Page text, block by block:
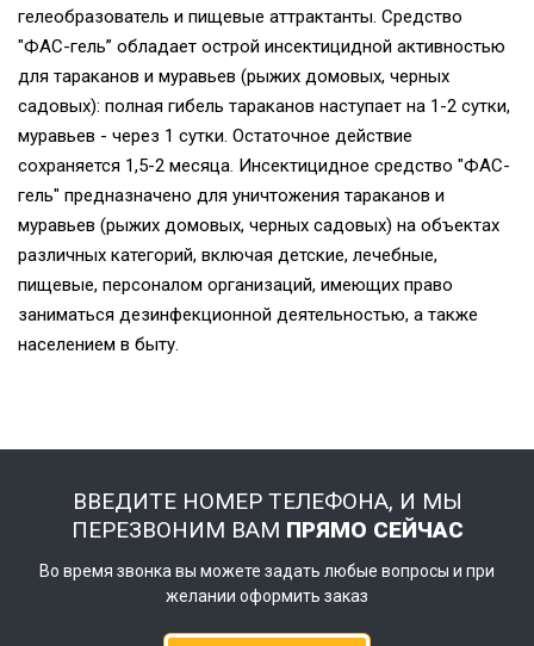
гелеобразователь и пищевые аттрактанты. Средство
"ФАС-гель” обладает острой инсектицидной активностью
для тараканов и муравьев (рыжих домовых, черных
садовых): полная гибель тараканов наступает на 1-2 сутки,
муравьев - через 1 сутки. Остаточное действие
сохраняется 1,5-2 месяца. Инсектицидное средство "ФАС-
гель" предназначено для уничтожения тараканов и
муравьев (рыжих домовых, черных садовых) на объектах
различных категорий, включая детские, лечебные,
пищевые, персоналом организаций, имеющих право
заниматься дезинфекционной деятельностью, а также
населением в быту.
ВВЕДИТЕ НОМЕР ТЕЛЕФОНА, И МЫ
ПЕРЕЗВОНИМ ВАМ ПРЯМО СЕЙЧАС
Во время звонка вы можете задать любые вопросы и при
желании оформить заказ